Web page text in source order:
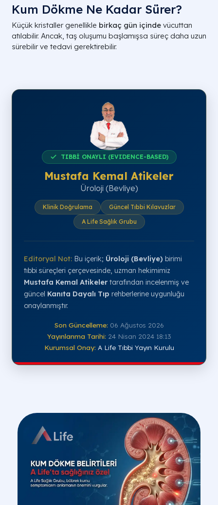
Kum Dökme Ne Kadar Sürer?
Küçük kristaller genellikle birkaç gün içinde vücuttan
atılabilir. Ancak, taş oluşumu başlamışsa süreç daha uzun
sürebilir ve tedavi gerektirebilir.
TIBBİ ONAYLI (EVIDENCE-BASED)
Mustafa Kemal Atikeler
Üroloji (Bevliye)
Klinik Doğrulama
Güncel Tıbbi Kılavuzlar
A Life Sağlık Grubu
Editoryal Not: Bu içerik; Üroloji (Bevliye) birimi
tıbbi süreçleri çerçevesinde, uzman hekimimiz
Mustafa Kemal Atikeler tarafından incelenmiş ve
güncel Kanıta Dayalı Tıp rehberlerine uygunluğu
onaylanmıştır.
Son Güncelleme: 06 Ağustos 2026
Yayınlanma Tarihi: 24 Nisan 2024 18:13
Kurumsal Onay: A Life Tıbbi Yayın Kurulu